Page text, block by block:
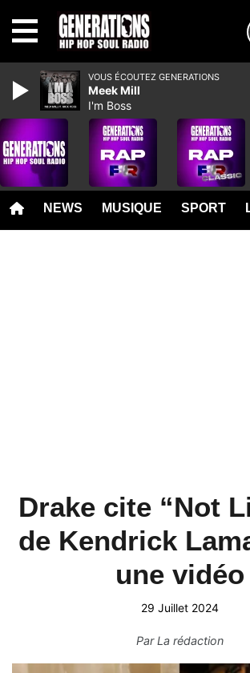
NEWS MUSIQUE SPORT
Drake cite “Not
de Kendrick
une vidéo
29 Juillet 2024
ParLa rédaction
VOUS ÉCOUTEZ GENERATIONS
Meek Mill
I'm Boss